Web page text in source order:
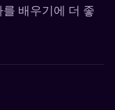
배우기에 더 좋